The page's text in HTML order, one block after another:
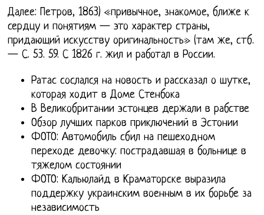
Далее: Петров, 1863) «привычное, знакомое, ближе к
сердцу и понятиям — это характер страны,
придающий искусству оригинальность» (там же, стб.
— С. 53. 59. С 1826 г. жил и работал в России.
Ратас сослался на новость и рассказал о шутке,
которая ходит в Доме Стенбока
В Великобритании эстонцев держали в рабстве
Обзор лучших парков приключений в Эстонии
ФОТО: Автомобиль сбил на пешеходном
переходе девочку: пострадавшая в больнице в
тяжелом состоянии
ФОТО: Кальюлайд в Краматорске выразила
поддержку украинским военным в их борьбе за
независимость